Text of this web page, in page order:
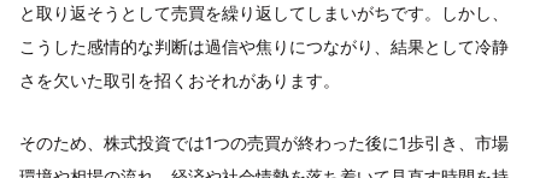
と取り返そうとして売買を繰り返してしまいがちです。しかし、
こうした感情的な判断は過信や焦りにつながり、結果として冷静
さを欠いた取引を招くおそれがあります。
そのため、株式投資では1つの売買が終わった後に1歩引き、市場